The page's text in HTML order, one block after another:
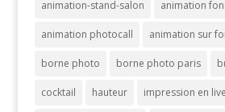
animation-stand-salon animation
animation photocall animation sur
borne photo borne photo paris
cocktail hauteur impression en live